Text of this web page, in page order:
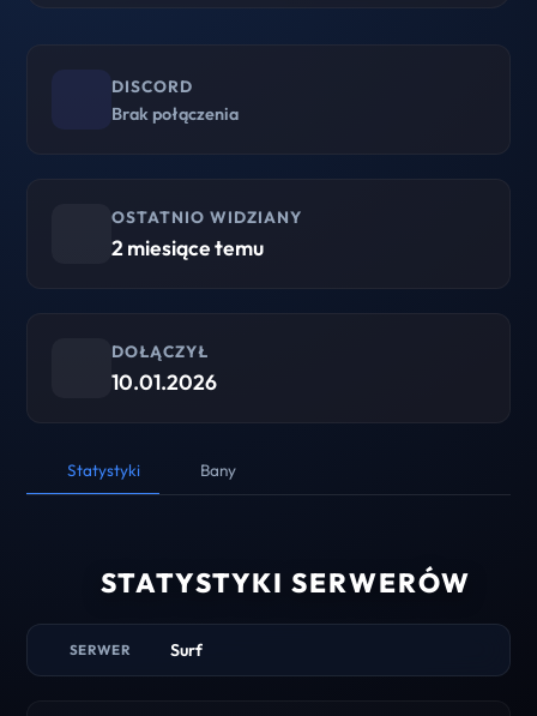
DISCORD
Brak połączenia
OSTATNIO WIDZIANY
2 miesiące temu
DOŁĄCZYŁ
10.01.2026
Statystyki Bany
STATYSTYKI SERWERÓW
SERWER Surf